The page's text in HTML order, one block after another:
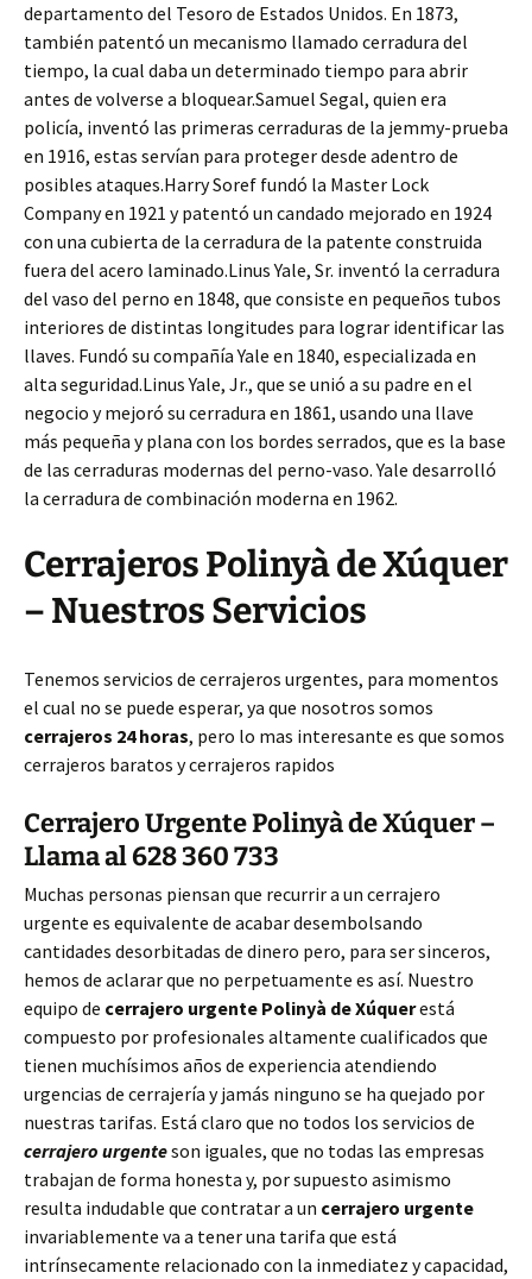
departamento del Tesoro de Estados Unidos. En 1873,
también patentó un mecanismo llamado cerradura del
tiempo, la cual daba un determinado tiempo para abrir
antes de volverse a bloquear.Samuel Segal, quien era
policía, inventó las primeras cerraduras de la jemmy-prueba
en 1916, estas servían para proteger desde adentro de
posibles ataques.Harry Soref fundó la Master Lock
Company en 1921 y patentó un candado mejorado en 1924
con una cubierta de la cerradura de la patente construida
fuera del acero laminado.Linus Yale, Sr. inventó la cerradura
del vaso del perno en 1848, que consiste en pequeños tubos
interiores de distintas longitudes para lograr identificar las
llaves. Fundó su compañía Yale en 1840, especializada en
alta seguridad.Linus Yale, Jr., que se unió a su padre en el
negocio y mejoró su cerradura en 1861, usando una llave
más pequeña y plana con los bordes serrados, que es la base
de las cerraduras modernas del perno-vaso. Yale desarrolló
la cerradura de combinación moderna en 1962.
Cerrajeros Polinyà de Xúquer
– Nuestros Servicios
Tenemos servicios de cerrajeros urgentes, para momentos
el cual no se puede esperar, ya que nosotros somos
cerrajeros 24 horas, pero lo mas interesante es que somos
cerrajeros baratos y cerrajeros rapidos
Cerrajero Urgente Polinyà de Xúquer –
Llama al 628 360 733
Muchas personas piensan que recurrir a un cerrajero
urgente es equivalente de acabar desembolsando
cantidades desorbitadas de dinero pero, para ser sinceros,
hemos de aclarar que no perpetuamente es así. Nuestro
equipo de cerrajero urgente Polinyà de Xúquerestá
compuesto por profesionales altamente cualificados que
tienen muchísimos años de experiencia atendiendo
urgencias de cerrajería y jamás ninguno se ha quejado por
nuestras tarifas. Está claro que no todos los servicios de
cerrajero urgenteson iguales, que no todas las empresas
trabajan de forma honesta y, por supuesto asimismo
resulta indudable que contratar a un cerrajero urgente
invariablemente va a tener una tarifa que está
intrínsecamente relacionado con la inmediatez y capacidad,